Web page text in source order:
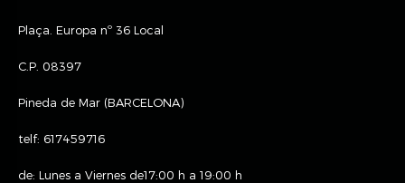
Plaça. Europa nº 36 Local
C.P. 08397
Pineda de Mar (BARCELONA)
telf: 617459716
de: Lunes a Viernes de17:00 h a 19:00 h